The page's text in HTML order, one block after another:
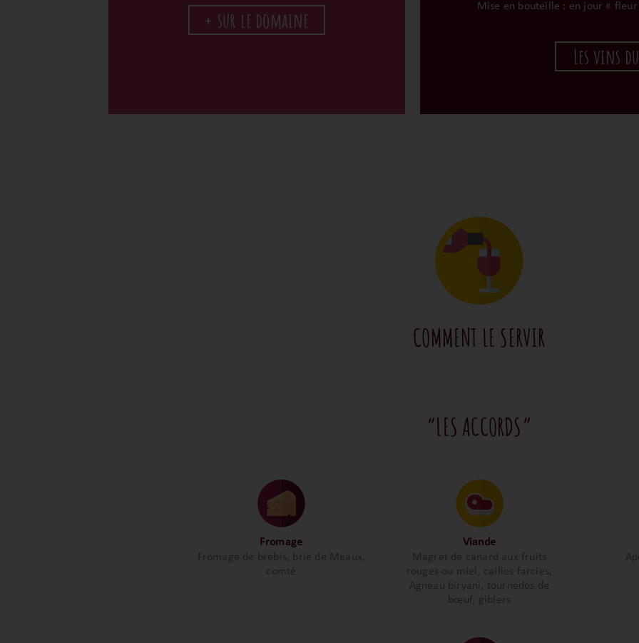
+ sur le domaine
Mise en bouteille : en jour «
Les vins
COMMENT LE SERVIR
“LES ACCORDS”
Fromage
Fromage de brebis, brie de Meaux,
comté
Viande
Magret de canard aux fruits
rouges ou miel, cailles farcies,
Agneau biryani, tournedos de
bœuf, gibiers